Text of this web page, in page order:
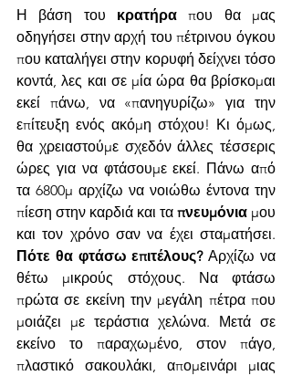
Η βάση του κρατήρα που θα μας
οδηγήσει στην αρχή του πέτρινου όγκου
που καταλήγει στην κορυφή δείχνει τόσο
κοντά, λες και σε μία ώρα θα βρίσκομαι
εκεί πάνω, να «πανηγυρίζω» για την
επίτευξη ενός ακόμη στόχου! Κι όμως,
θα χρειαστούμε σχεδόν άλλες τέσσερις
ώρες για να φτάσουμε εκεί. Πάνω από
τα 6800μ αρχίζω να νοιώθω έντονα την
πίεση στην καρδιά και τα πνευμόνια μου
Πότε θα φτάσω επιτέλους? Αρχίζω να
θέτω μικρούς στόχους. Να φτάσω
πρώτα σε εκείνη την μεγάλη πέτρα που
μοιάζει με τεράστια χελώνα. Μετά σε
εκείνο το παραχωμένο, στον πάγο,
πλαστικό σακουλάκι, απομεινάρι μιας